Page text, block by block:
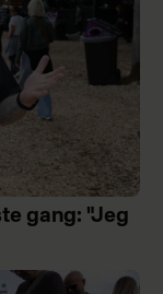
gang: "Jeg